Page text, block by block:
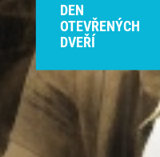
DEN
OTEVŘENÝCH
DVEŘÍ